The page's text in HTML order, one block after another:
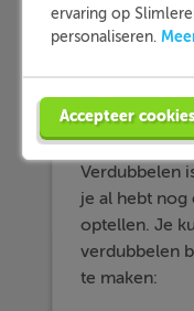
Hoe je dit
Methode
Stel: je moet
Verdubbelen
je al hebt nog
optellen. Je
verdubbelen
te maken:
ervaring op
personaliseren.
Accepteer cookies